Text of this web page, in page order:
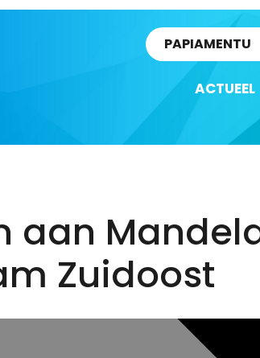
PAPIAMENTU
ACTUEEL
aan
Zuidoost